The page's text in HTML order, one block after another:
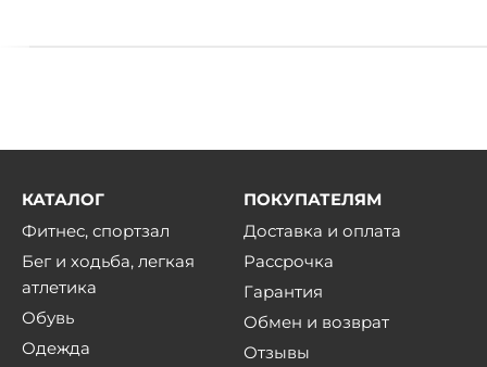
КАТАЛОГ
Фитнес, спортзал
Бег и ходьба, легкая
атлетика
Обувь
Одежда
ПОКУПАТЕЛЯМ
Доставка и оплата
Рассрочка
Гарантия
Обмен и возврат
Отзывы